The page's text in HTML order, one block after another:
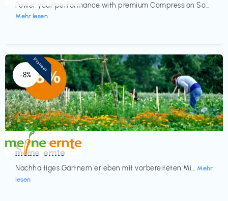
Power your performance with premium Compression So...
Mehr lesen
-8%
Küche & Haushalt
meine ernte
Nachhaltiges Gärtnern erleben mit vorbereiteten Mi... Mehr
lesen
€‎
Pioneer